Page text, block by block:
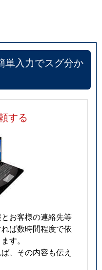
単入力でスグ分か
する
お客様の連絡先等
ば数時間程度で依
す。
、その内容も伝え